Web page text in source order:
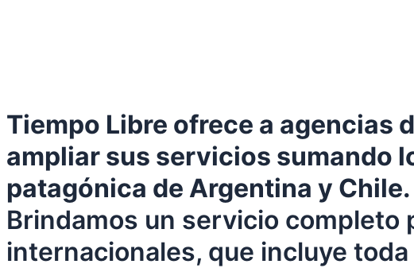
Tiempo Libre ofrece a agencias
ampliar sus servicios sumando
patagónica de Argentina y Chile.
Brindamos un servicio completo
internacionales, que incluye